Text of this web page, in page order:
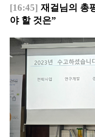
[16:45] 재걸님의 총
야 할 것은”